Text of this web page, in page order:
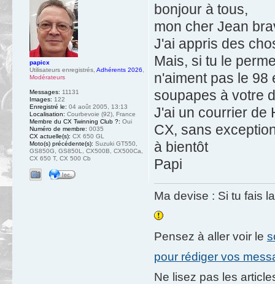
bonjour à tous,
mon cher Jean
J'ai appris des
Mais, si tu le
n'aiment pas le 98
soupapes à votre
J'ai un courrier de
CX, sans
à bientôt
Papi
Ma devise : Si tu fais
Pensez à aller voir le
pour rédiger vos
Ne lisez pas les
papicx
Utilisateurs enregistrés, Adhérents 2026,
Modérateurs
Messages: 11131
Images: 122
Enregistré le: 04 août 2005, 13:13
Localisation: Courbevoie (92), France
Membre du CX Twinning Club ?: Oui
Numéro de membre: 0035
CX actuelle(s): CX 650 GL
Moto(s) précédente(s): Suzuki GT550,
GS850G, GS850L, CX500B, CX500Ca,
CX 650 T, CX 500 Cb